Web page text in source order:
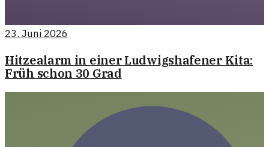
23. Juni 2026
Hitzealarm in einer Ludwigshafener Kita:
Früh schon 30 Grad